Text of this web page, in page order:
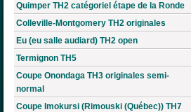
Quimper TH2 catégoriel étape de la Ronde
Colleville-Montgomery TH2 originales
Eu (eu salle audiard) TH2 open
Termignon TH5
Coupe Onondaga TH3 originales semi-
normal
Coupe Imokursi (Rimouski (Québec)) TH7